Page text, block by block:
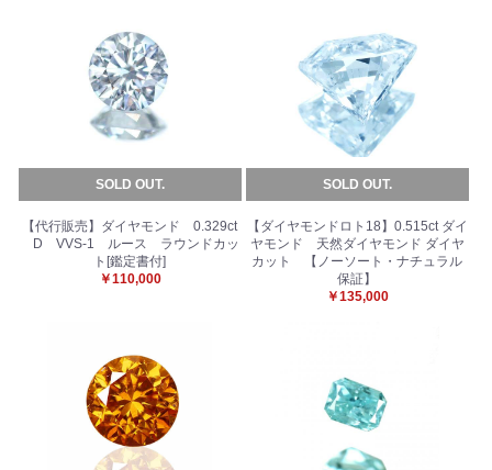
SOLD OUT.
【代行販売】ダイヤモンド 0.329ct
D VVS-1 ルース ラウンドカッ
ト[鑑定書付]
￥110,000
SOLD OUT.
【ダイヤモンドロト18】0.515ct ダイ
ヤモンド 天然ダイヤモンド ダイヤ
カット 【ノーソート・ナチュラル
保証】
￥135,000